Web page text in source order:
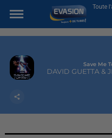
Toute
Save Me
DAVID GUETTA &